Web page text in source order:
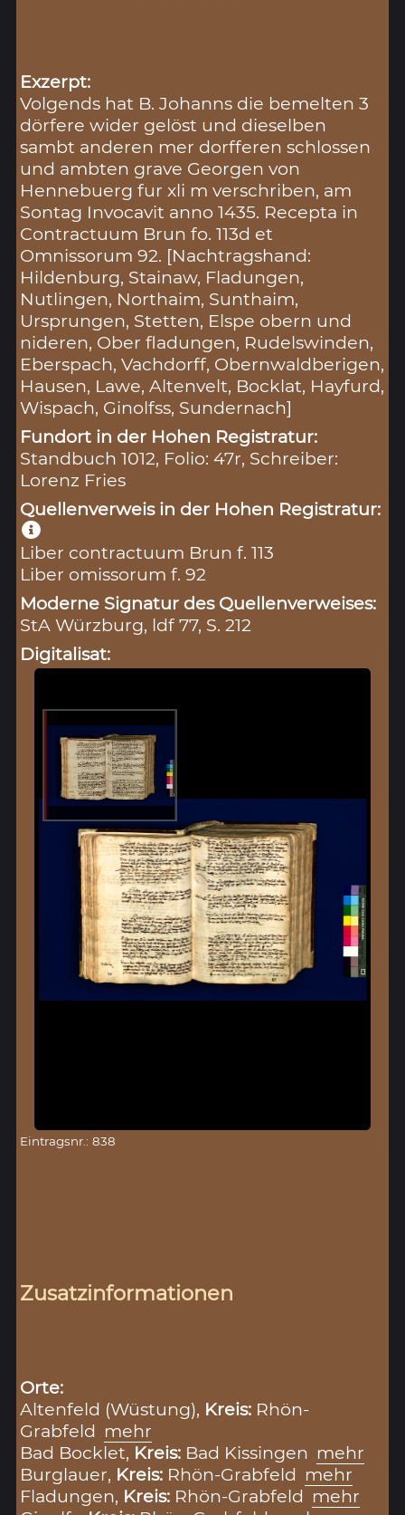
Exzerpt:
Volgends hat B. Johanns die bemelten 3
dörfere wider gelöst und dieselben
sambt anderen mer dorfferen schlossen
und ambten grave Georgen von
Hennebuerg fur xli m verschriben, am
Sontag Invocavit anno 1435. Recepta in
Contractuum Brun fo. 113d et
Omnissorum 92. [Nachtragshand:
Hildenburg, Stainaw, Fladungen,
Nutlingen, Northaim, Sunthaim,
Ursprungen, Stetten, Elspe obern und
nideren, Ober fladungen, Rudelswinden,
Eberspach, Vachdorff, Obernwaldberigen,
Hausen, Lawe, Altenvelt, Bocklat, Hayfurd,
Wispach, Ginolfss, Sundernach]
Fundort in der Hohen Registratur:
Standbuch 1012, Folio: 47r, Schreiber:
Lorenz Fries
Quellenverweis in der Hohen Registratur:
Liber contractuum Brun f. 113
Liber omissorum f. 92
Moderne Signatur des Quellenverweises:
StA Würzburg, ldf 77, S. 212
Digitalisat:
Eintragsnr.: 838
Zusatzinformationen
Orte:
Altenfeld (Wüstung), Kreis: Rhön-
Grabfeld mehr
Bad Bocklet, Kreis: Bad Kissingen mehr
Burglauer, Kreis: Rhön-Grabfeld mehr
Fladungen, Kreis: Rhön-Grabfeld mehr